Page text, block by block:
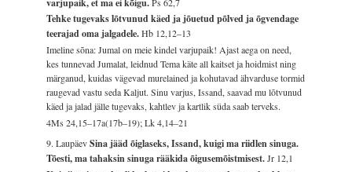
Tehke tugevaks lõtvunud käed ja jõuetud põlved ja õgvendage
teerajad oma jalgadele.Hb 12,12–13
Imeline sõna: Jumal on meie kindel varjupaik! Ajast aega on need,
kes tunnevad Jumalat, leidnud Tema käte all kaitset ja hoidmist ning
märganud, kuidas vägevad murelained ja kohutavad ähvarduse tormid
raugevad vastu seda Kaljut. Sinu varjus, Issand, saavad mu lõtvunud
käed ja jalad jälle tugevaks, kahtlev ja kartlik süda saab terveks.
4Ms 24,15–17a(17b–19); Lk 4,14–21
9. LaupäevSina jääd õiglaseks, Issand, kuigi ma riidlen sinuga.
Tõesti, ma tahaksin sinuga rääkida õigusemõistmisest.Jr 12,1